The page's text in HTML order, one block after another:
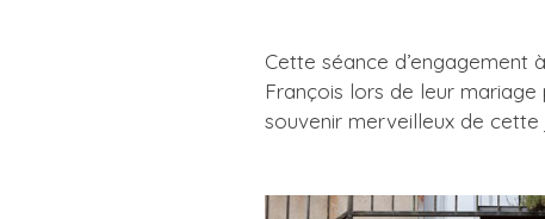
Cette séance d’engagement
François lors de leur
souvenir merveilleux de